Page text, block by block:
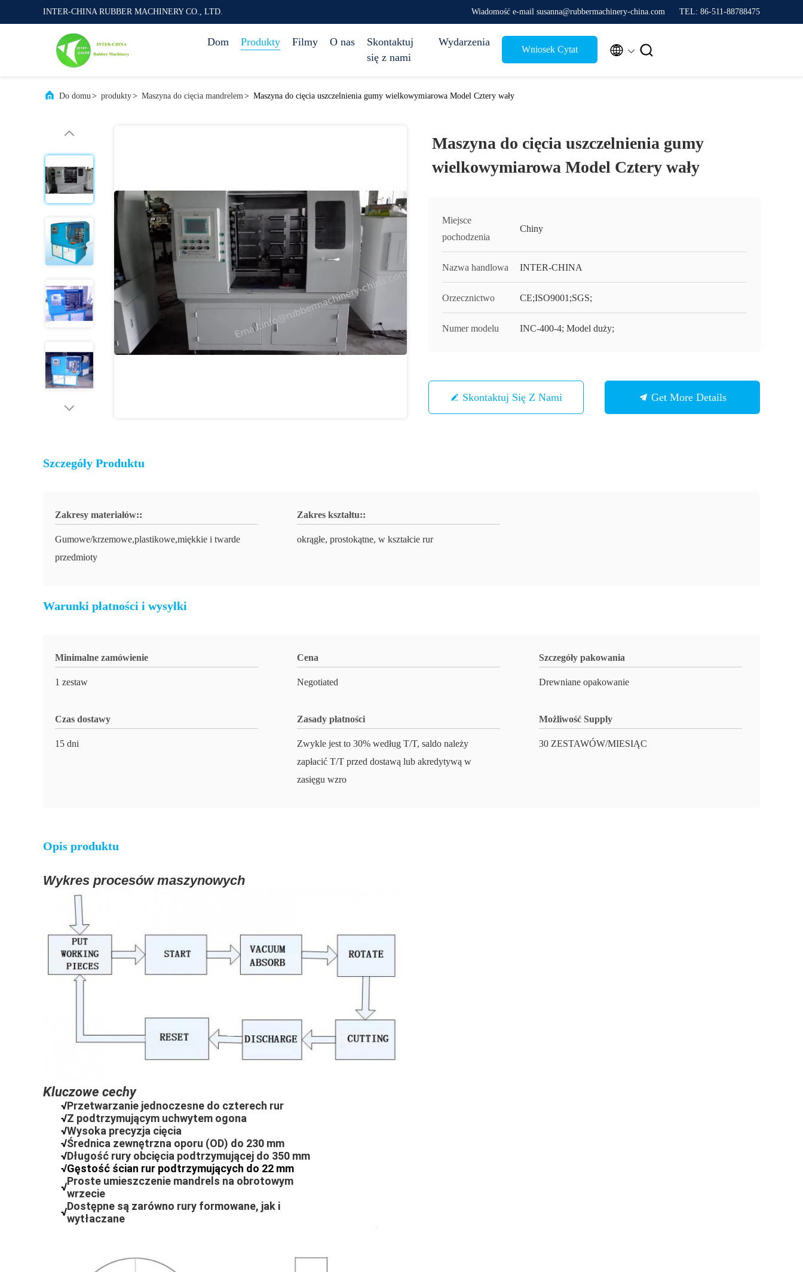
INTER-CHINA RUBBER MACHINERY CO., LTD. Wiadomość e-mail susanna@rubbermachinery-china.com TEL: 86-511-88788475
Dom Produkty Filmy O nas
Skontaktuj
się z nami
Wydarzenia
Wniosek Cytat  
Do domu> produkty> Maszyna do cięcia mandrelem> Maszyna do cięcia uszczelnienia gumy wielkowymiarowa Model Cztery wały
Maszyna do cięcia uszczelnienia gumy
wielkowymiarowa Model Cztery wały
Miejsce
pochodzenia
Chiny
Nazwa handlowa INTER-CHINA
Orzecznictwo CE;ISO9001;SGS;
Numer modelu INC-400-4; Model duży;
Skontaktuj Się Z Nami Get More Details
Szczegóły Produktu
Zakresy materiałów::
Gumowe/krzemowe,plastikowe,miękkie i twarde
przedmioty
Zakres kształtu::
okrągłe, prostokątne, w kształcie rur
Warunki płatności i wysyłki
Minimalne zamówienie
1 zestaw
Cena
Negotiated
Szczegóły pakowania
Drewniane opakowanie
Czas dostawy
15 dni
Zasady płatności
Zwykle jest to 30% według T/T, saldo należy
zapłacić T/T przed dostawą lub akredytywą w
zasięgu wzro
Możliwość Supply
30 ZESTAWÓW/MIESIĄC
Opis produktu
Wykres procesów maszynowych
Kluczowe cechy
√Przetwarzanie jednoczesne do czterech rur
√Z podtrzymującym uchwytem ogona
√Wysoka precyzja cięcia
√Średnica zewnętrzna oporu (OD) do 230 mm
√Długość rury obcięcia podtrzymującej do 350 mm
√Gęstość ścian rur podtrzymujących do 22 mm
√Proste umieszczenie mandrels na obrotowym
wrzecie
√Dostępne są zarówno rury formowane, jak i
wytłaczane